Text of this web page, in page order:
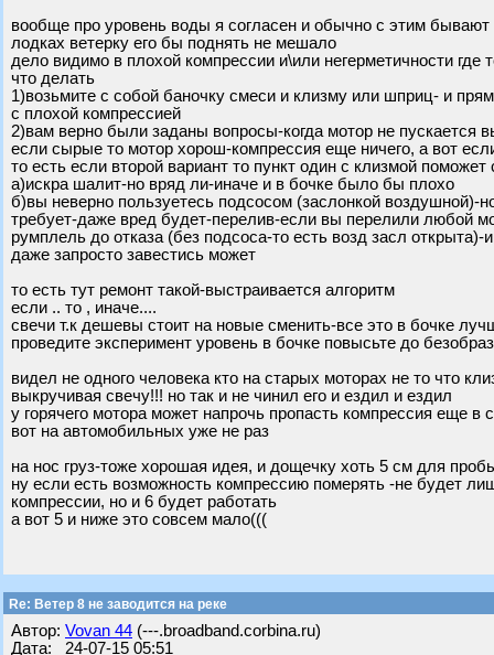
вообще про уровень воды я согласен и обычно с этим бывают
лодках ветерку его бы поднять не мешало
дело видимо в плохой компрессии и\или негерметичности где
что делать
1)возьмите с собой баночку смеси и клизму или шприц- и
с плохой компрессией
2)вам верно были заданы вопросы-когда мотор не пускается
если сырые то мотор хорош-компрессия еще ничего, а вот
то есть если второй вариант то пункт один с клизмой
а)искра шалит-но вряд ли-иначе и в бочке было бы плохо
б)вы неверно пользуетесь подсосом (заслонкой
требует-даже вред будет-перелив-если вы перелили любой
румплель до отказа (без подсоса-то есть возд засл
даже запросто завестись может
то есть тут ремонт такой-выстраивается алгоритм
если .. то , иначе....
свечи т.к дешевы стоит на новые сменить-все это в бочке
проведите эксперимент уровень в бочке повысьте до
видел не одного человека кто на старых моторах не то что
выкручивая свечу!!! но так и не чинил его и ездил и ездил
у горячего мотора может напрочь пропасть компрессия еще
вот на автомобильных уже не раз
на нос груз-тоже хорошая идея, и дощечку хоть 5 см для
ну если есть возможность компрессию померять -не будет
компрессии, но и 6 будет работать
а вот 5 и ниже это совсем мало(((
Re: Ветер 8 не заводится на реке
Автор: Vovan 44 (---.broadband.corbina.ru)
Дата: 24-07-15 05:51